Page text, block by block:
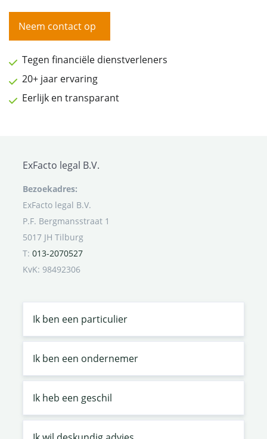
Neem contact op
Tegen financiële dienstverleners
20+ jaar ervaring
Eerlijk en transparant
ExFacto legal B.V.
Bezoekadres:
ExFacto legal B.V.
P.F. Bergmansstraat 1
5017 JH Tilburg
T: 013-2070527
KvK: 98492306
Ik ben een particulier
Ik ben een ondernemer
Ik heb een geschil